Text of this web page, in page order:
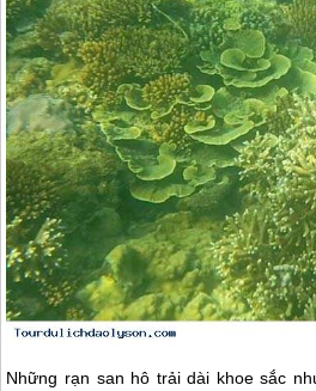
Những rạn san hô trải dài khoe sắc